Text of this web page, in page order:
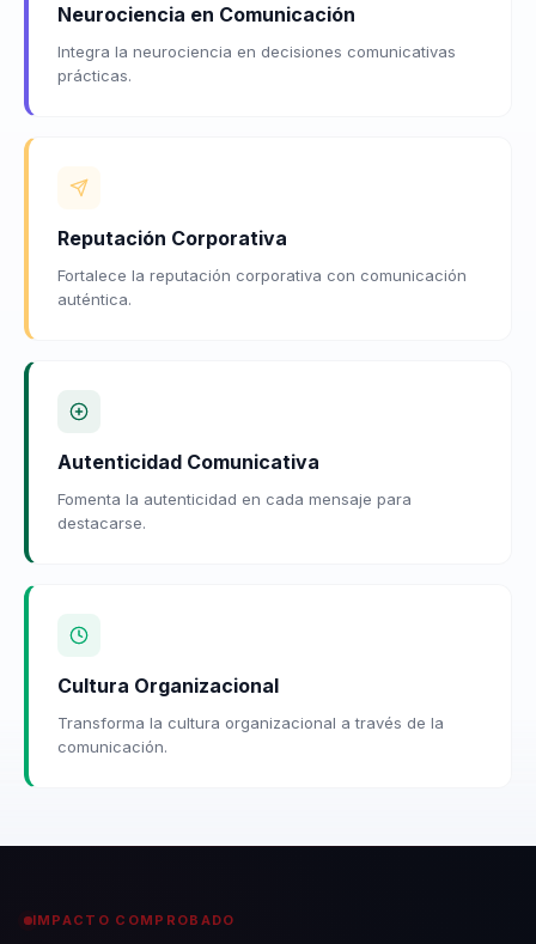
Neurociencia en Comunicación
Integra la neurociencia en decisiones comunicativas
prácticas.
Reputación Corporativa
Fortalece la reputación corporativa con comunicación
auténtica.
Autenticidad Comunicativa
Fomenta la autenticidad en cada mensaje para
destacarse.
Cultura Organizacional
Transforma la cultura organizacional a través de la
comunicación.
IMPACTO COMPROBADO